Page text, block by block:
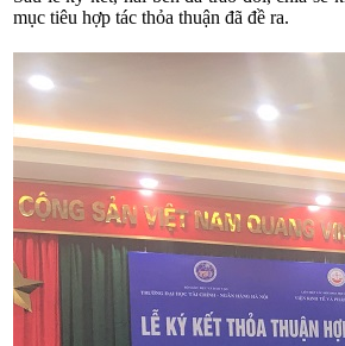
mục tiêu hợp tác thỏa thuận đã đề ra.